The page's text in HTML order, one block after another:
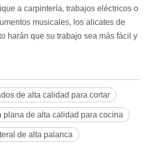
a carpintería, trabajos eléctricos o
musicales, los alicates de
harán que su trabajo sea más fácil y
de alta calidad para cortar
plana de alta calidad para cocina
de alta palanca